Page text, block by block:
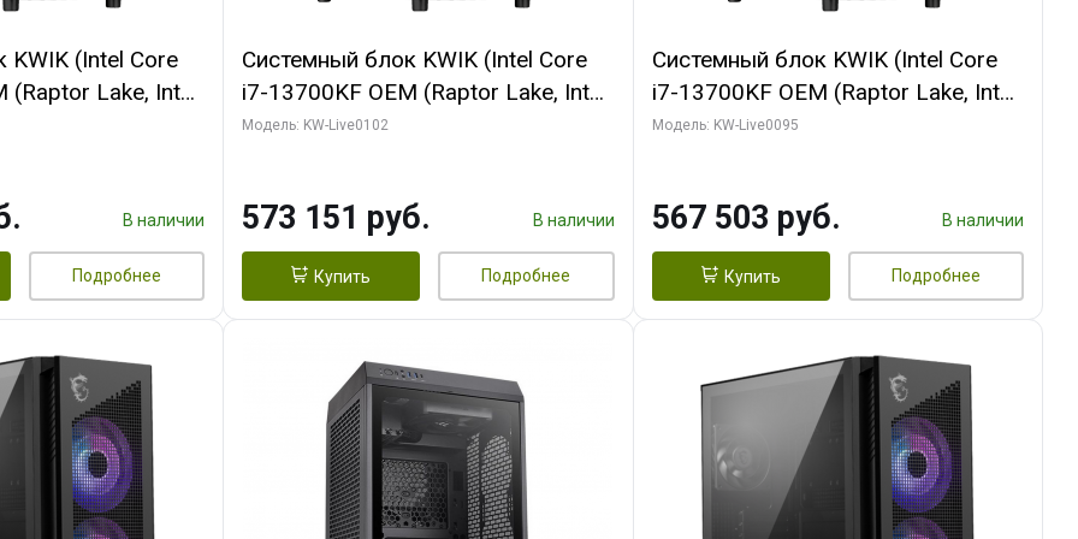
KWIK (Intel Core
(Raptor Lake, Intel
64 ГБ ОЗУ (2
В наличии
Подробнее
Системный блок KWIK (Intel Core
i7-13700KF OEM (Raptor Lake, Intel
7, C16 8EC/8PC/ 32 ГБ ОЗУ (2
Turbo/ 960 ГБ SSD)
Модель: KW-Live0102
573 151 руб. В наличии
Купить Подробнее
Системный блок KWIK (Intel Core
i7-13700KF OEM (Raptor Lake, Intel
7, C16 8EC/8PC/ 32 ГБ ОЗУ (2
Turbo/ 512 ГБ SSD)
Модель: KW-Live0095
567 503 руб. В наличии
Купить Подробнее